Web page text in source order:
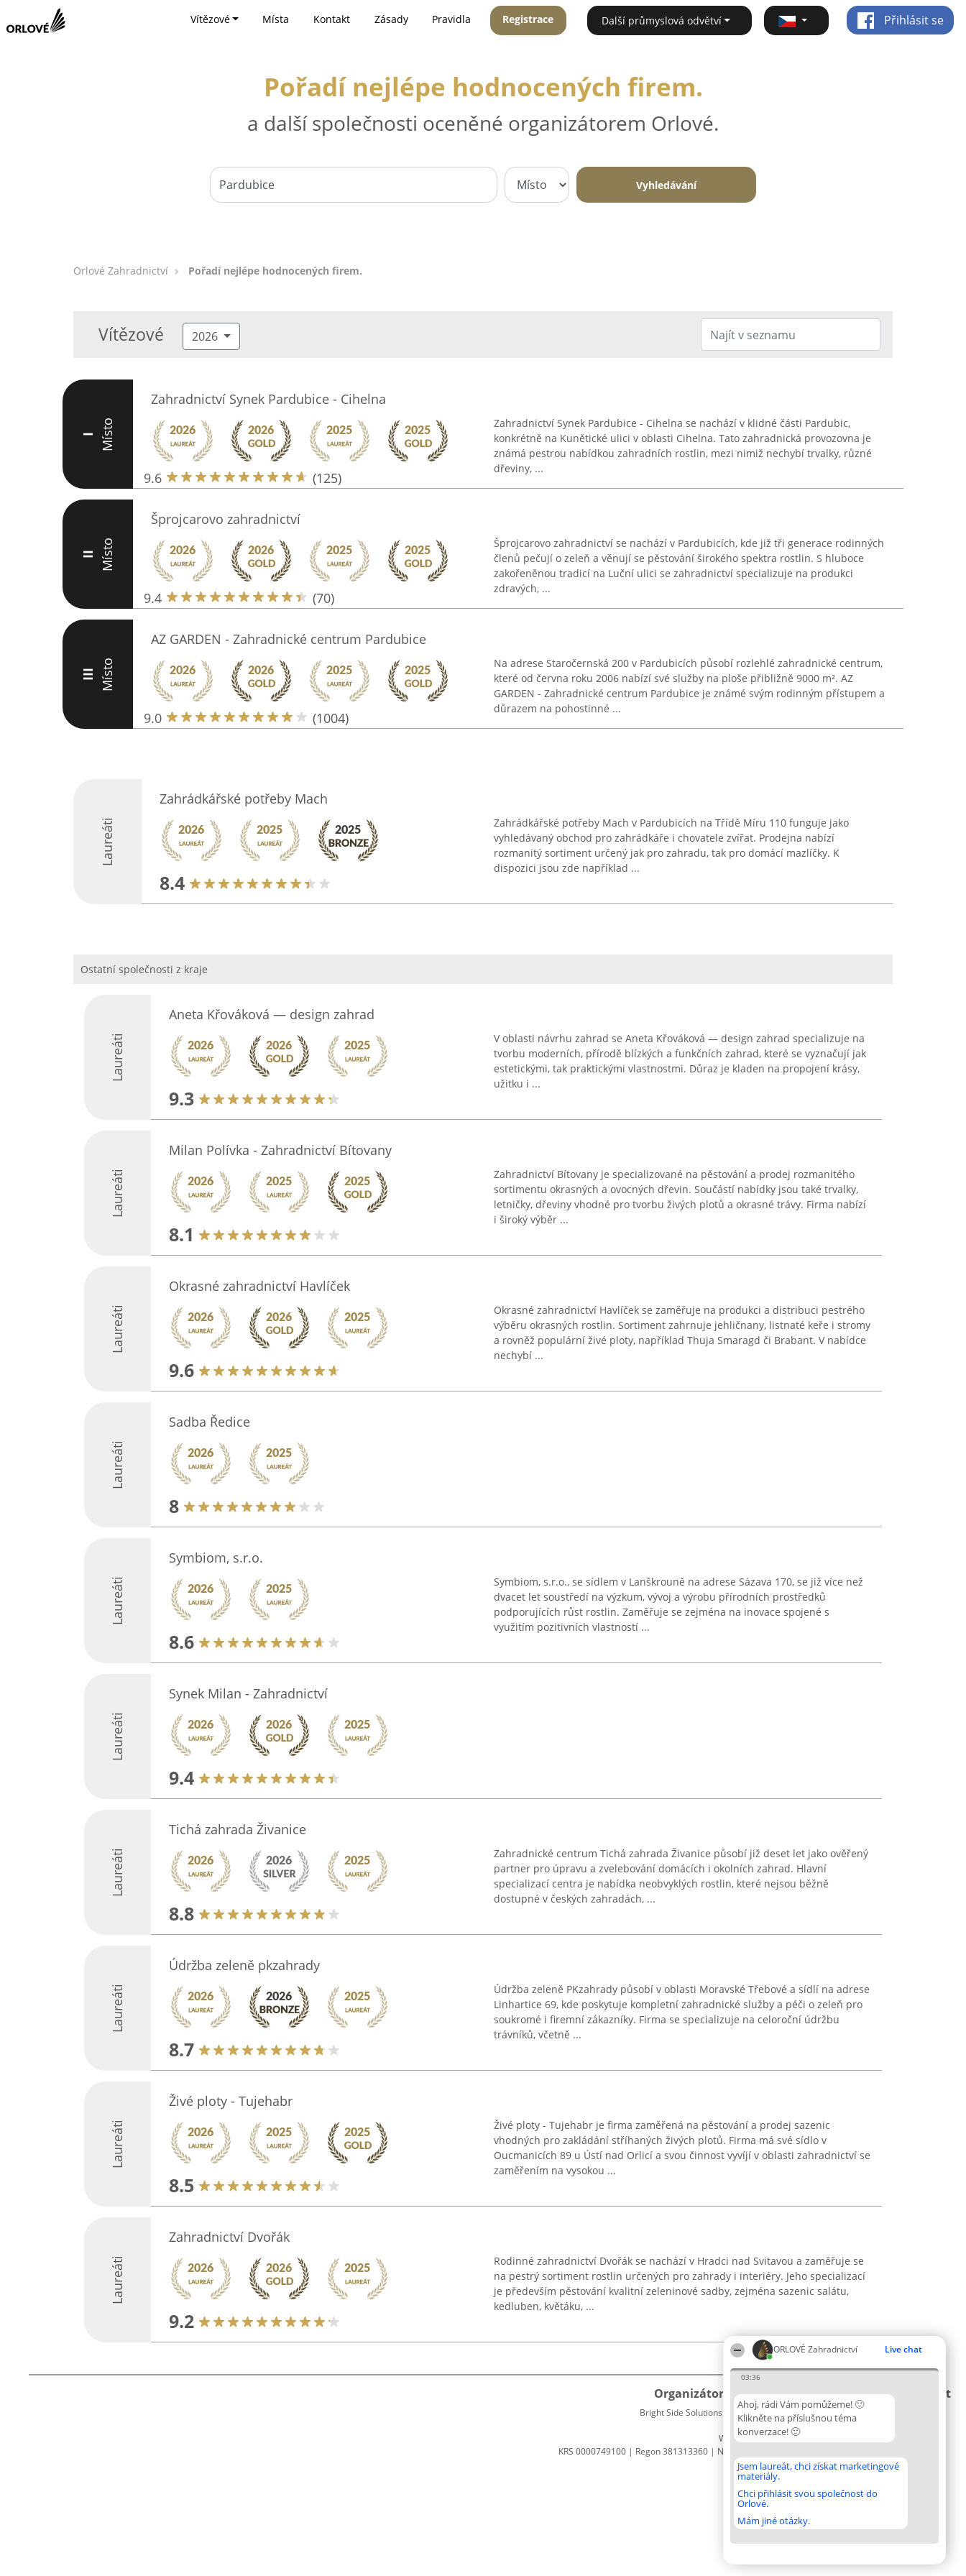
ORLOVÉ Zahradnictví Live chat
03:36
Ahoj, rádi Vám pomůžeme! 🙂
Klikněte na příslušnou téma
konverzace! 🙂
Jsem laureát, chci získat marketingové
materiály.
Chci přihlásit svou společnost do
Orlové.
Mám jiné otázky.
Vítězové Místa Kontakt Zásady Pravidla Registrace Další průmyslová odvětví Přihlásit se
Pořadí nejlépe hodnocených firem.
a další společnosti oceněné organizátorem Orlové.
Vyhledávání
Orlové Zahradnictví Pořadí nejlépe hodnocených firem.
Vítězové 2026
I Místo
Zahradnictví Synek Pardubice - Cihelna
9.6 (125)
Zahradnictví Synek Pardubice - Cihelna se nachází v klidné části Pardubic,
konkrétně na Kunětické ulici v oblasti Cihelna. Tato zahradnická provozovna je
známá pestrou nabídkou zahradních rostlin, mezi nimiž nechybí trvalky, různé
dřeviny, ...
II Místo
Šprojcarovo zahradnictví
9.4 (70)
Šprojcarovo zahradnictví se nachází v Pardubicích, kde již tři generace rodinných
členů pečují o zeleň a věnují se pěstování širokého spektra rostlin. S hluboce
zakořeněnou tradicí na Luční ulici se zahradnictví specializuje na produkci
zdravých, ...
III Místo
AZ GARDEN - Zahradnické centrum Pardubice
9.0 (1004)
Na adrese Staročernská 200 v Pardubicích působí rozlehlé zahradnické centrum,
které od června roku 2006 nabízí své služby na ploše přibližně 9000 m². AZ
GARDEN - Zahradnické centrum Pardubice je známé svým rodinným přístupem a
důrazem na pohostinné ...
Laureáti
Zahrádkářské potřeby Mach
8.4
Zahrádkářské potřeby Mach v Pardubicích na Třídě Míru 110 funguje jako
vyhledávaný obchod pro zahrádkáře i chovatele zvířat. Prodejna nabízí
rozmanitý sortiment určený jak pro zahradu, tak pro domácí mazlíčky. K
dispozici jsou zde například ...
Ostatní společnosti z kraje
Laureáti
Aneta Křováková — design zahrad
9.3
V oblasti návrhu zahrad se Aneta Křováková — design zahrad specializuje na
tvorbu moderních, přírodě blízkých a funkčních zahrad, které se vyznačují jak
estetickými, tak praktickými vlastnostmi. Důraz je kladen na propojení krásy,
užitku i ...
Laureáti
Milan Polívka - Zahradnictví Bítovany
8.1
Zahradnictví Bítovany je specializované na pěstování a prodej rozmanitého
sortimentu okrasných a ovocných dřevin. Součástí nabídky jsou také trvalky,
letničky, dřeviny vhodné pro tvorbu živých plotů a okrasné trávy. Firma nabízí
i široký výběr ...
Laureáti
Okrasné zahradnictví Havlíček
9.6
Okrasné zahradnictví Havlíček se zaměřuje na produkci a distribuci pestrého
výběru okrasných rostlin. Sortiment zahrnuje jehličnany, listnaté keře i stromy
a rovněž populární živé ploty, například Thuja Smaragd či Brabant. V nabídce
nechybí ...
Laureáti
Sadba Ředice
8
Laureáti
Symbiom, s.r.o.
8.6
Symbiom, s.r.o., se sídlem v Lanškrouně na adrese Sázava 170, se již více než
dvacet let soustředí na výzkum, vývoj a výrobu přírodních prostředků
podporujících růst rostlin. Zaměřuje se zejména na inovace spojené s
využitím pozitivních vlastností ...
Laureáti
Synek Milan - Zahradnictví
9.4
Laureáti
Tichá zahrada Živanice
8.8
Zahradnické centrum Tichá zahrada Živanice působí již deset let jako ověřený
partner pro úpravu a zvelebování domácích i okolních zahrad. Hlavní
specializací centra je nabídka neobvyklých rostlin, které nejsou běžně
dostupné v českých zahradách, ...
Laureáti
Údržba zeleně pkzahrady
8.7
Údržba zeleně PKzahrady působí v oblasti Moravské Třebové a sídlí na adrese
Linhartice 69, kde poskytuje kompletní zahradnické služby a péči o zeleň pro
soukromé i firemní zákazníky. Firma se specializuje na celoroční údržbu
trávníků, včetně ...
Laureáti
Živé ploty - Tujehabr
8.5
Živé ploty - Tujehabr je firma zaměřená na pěstování a prodej sazenic
vhodných pro zakládání stříhaných živých plotů. Firma má své sídlo v
Oucmanicích 89 u Ústí nad Orlicí a svou činnost vyvíjí v oblasti zahradnictví se
zaměřením na vysokou ...
Laureáti
Zahradnictví Dvořák
9.2
Rodinné zahradnictví Dvořák se nachází v Hradci nad Svitavou a zaměřuje se
na pestrý sortiment rostlin určených pro zahrady i interiéry. Jeho specializací
je především pěstování kvalitní zeleninové sadby, zejména sazenic salátu,
kedluben, květáku, ...
Organizátor hlasování
Bright Side Solutions sp. z o. o. sp. k.
ul. Ruska 22
Wrocław 50-079
KRS 0000749100 | Regon 381313360 | NIP 8943132676
Plebiscyt
Vítězové
Seznam
Zásady
Zásady
ochrany
údajů
Kontakt